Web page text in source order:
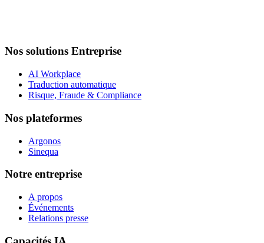
Nos solutions Entreprise
AI Workplace
Traduction automatique
Risque, Fraude & Compliance
Nos plateformes
Argonos
Sinequa
Notre entreprise
A propos
Événements
Relations presse